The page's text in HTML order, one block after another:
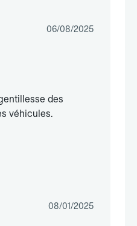
06/08/2025
des
véhicules.
08/01/2025